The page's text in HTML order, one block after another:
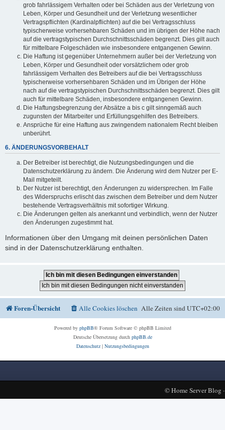
grob fahrlässigem Verhalten oder bei Schäden aus der Verletzung von
Leben, Körper und Gesundheit und der Verletzung wesentlicher
Vertragspflichten (Kardinalpflichten) auf die bei Vertragsschluss
typischerweise vorhersehbaren Schäden und im übrigen der Höhe nach
auf die vertragstypischen Durchschnittsschäden begrenzt. Dies gilt auch
für mittelbare Folgeschäden wie insbesondere entgangenen Gewinn.
Die Haftung ist gegenüber Unternehmern außer bei der Verletzung von
Leben, Körper und Gesundheit oder vorsätzlichem oder grob
fahrlässigem Verhalten des Betreibers auf die bei Vertragsschluss
typischerweise vorhersehbaren Schäden und im Übrigen der Höhe
nach auf die vertragstypischen Durchschnittsschäden begrenzt. Dies gilt
auch für mittelbare Schäden, insbesondere entgangenen Gewinn.
Die Haftungsbegrenzung der Absätze a bis c gilt sinngemäß auch
zugunsten der Mitarbeiter und Erfüllungsgehilfen des Betreibers.
Ansprüche für eine Haftung aus zwingendem nationalem Recht bleiben
unberührt.
6. ÄNDERUNGSVORBEHALT
Der Betreiber ist berechtigt, die Nutzungsbedingungen und die
Datenschutzerklärung zu ändern. Die Änderung wird dem Nutzer per E-
Mail mitgeteilt.
Der Nutzer ist berechtigt, den Änderungen zu widersprechen. Im Falle
des Widerspruchs erlischt das zwischen dem Betreiber und dem Nutzer
bestehende Vertragsverhältnis mit sofortiger Wirkung.
Die Änderungen gelten als anerkannt und verbindlich, wenn der Nutzer
den Änderungen zugestimmt hat.
Informationen über den Umgang mit deinen persönlichen Daten
sind in der Datenschutzerklärung enthalten.
Foren-Übersicht Alle Zeiten sindUTC+02:00
Alle Cookies löschen
Powered by phpBB® Forum Software © phpBB Limited
Deutsche Übersetzung durch phpBB.de
Datenschutz| Nutzungsbedingungen
©Home Server Blog